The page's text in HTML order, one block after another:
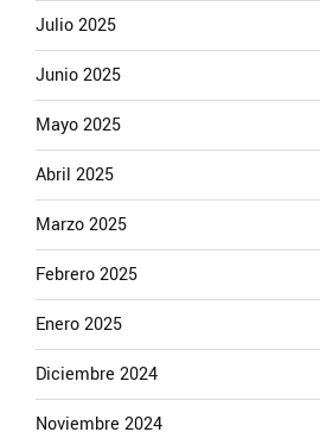
Julio 2025
Junio 2025
Mayo 2025
Abril 2025
Marzo 2025
Febrero 2025
Enero 2025
Diciembre 2024
Noviembre 2024